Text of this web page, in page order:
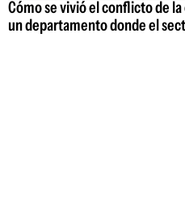
Cómo se vivió el conflicto de
un departamento donde el